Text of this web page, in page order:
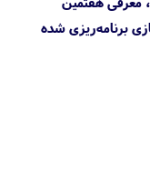
برنامه‌ریزی شده